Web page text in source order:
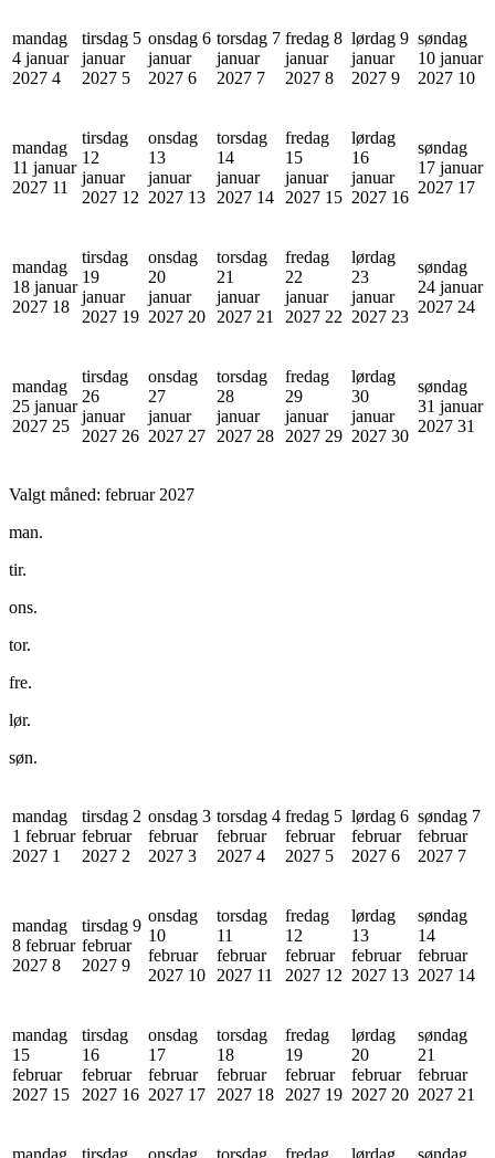
mandag
4 januar
2027 4
tirsdag 5
januar
2027 5
onsdag 6
januar
2027 6
torsdag 7
januar
2027 7
fredag 8
januar
2027 8
lørdag 9
januar
2027 9
søndag
10 januar
2027 10
mandag
11 januar
2027 11
tirsdag
12
januar
2027 12
onsdag
13
januar
2027 13
torsdag
14
januar
2027 14
fredag
15
januar
2027 15
lørdag
16
januar
2027 16
søndag
17 januar
2027 17
mandag
18 januar
2027 18
tirsdag
19
januar
2027 19
onsdag
20
januar
2027 20
torsdag
21
januar
2027 21
fredag
22
januar
2027 22
lørdag
23
januar
2027 23
søndag
24 januar
2027 24
mandag
25 januar
2027 25
tirsdag
26
januar
2027 26
onsdag
27
januar
2027 27
torsdag
28
januar
2027 28
fredag
29
januar
2027 29
lørdag
30
januar
2027 30
søndag
31 januar
2027 31
Valgt måned: februar 2027
man.
tir.
ons.
tor.
fre.
lør.
søn.
mandag
1 februar
2027 1
tirsdag 2
februar
2027 2
onsdag 3
februar
2027 3
torsdag 4
februar
2027 4
fredag 5
februar
2027 5
lørdag 6
februar
2027 6
søndag 7
februar
2027 7
mandag
8 februar
2027 8
tirsdag 9
februar
2027 9
onsdag
10
februar
2027 10
torsdag
11
februar
2027 11
fredag
12
februar
2027 12
lørdag
13
februar
2027 13
søndag
14
februar
2027 14
mandag
15
februar
2027 15
tirsdag
16
februar
2027 16
onsdag
17
februar
2027 17
torsdag
18
februar
2027 18
fredag
19
februar
2027 19
lørdag
20
februar
2027 20
søndag
21
februar
2027 21
mandag
tirsdag
onsdag
torsdag
fredag
lørdag
søndag